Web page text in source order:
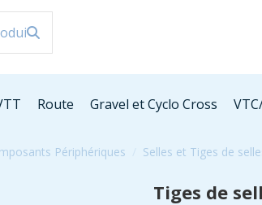
Route Gravel et Cyclo Cross
Périphériques Selles et Tiges de
Tiges de